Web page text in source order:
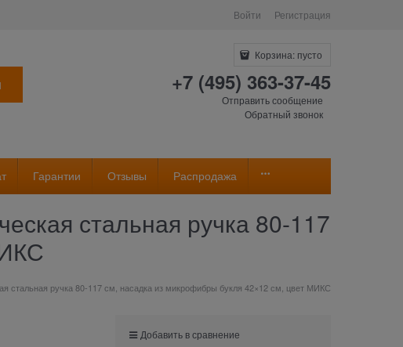
Войти Регистрация
Корзина: пусто
+7 (495) 363-37-45
Отправить сообщение
Обратный звонок
Гарантии Отзывы Распродажа
стальная ручка 80-117
стальная ручка 80-117 см, насадка из микрофибры букля 42×12 см, цвет МИКС
Добавить в сравнение